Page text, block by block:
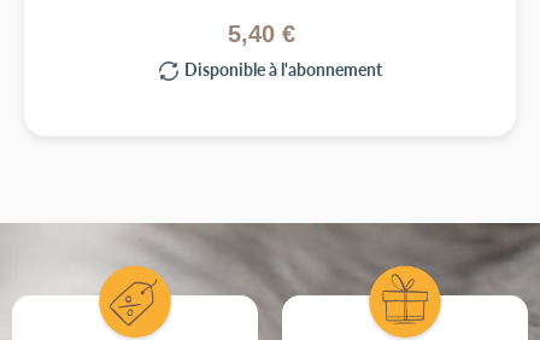
5,40 €
Disponible à l'abonnement